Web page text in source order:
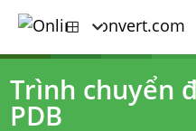
Trình chuyển
PDB